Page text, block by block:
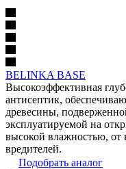
BELINKA BASE
Высокоэффективная
антисептик,
древесины,
эксплуатируемой на
высокой влажностью, от
вредителей.
Подобрать аналог